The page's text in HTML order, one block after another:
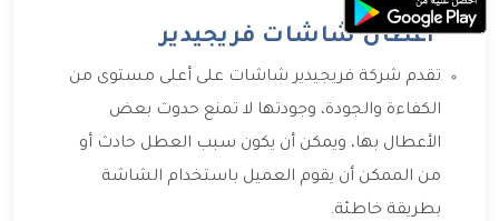
أعطال شاشات فريجيدير
تقدم شركة فريجيدير شاشات على أعلى مستوى من
الكفاءة والجودة، وجودتها لا تمنع حدوث بعض
الأعطال بها، ويمكن أن يكون سبب العطل حادث أو
من الممكن أن يقوم العميل باستخدام الشاشة
بطريقة خاطئة.